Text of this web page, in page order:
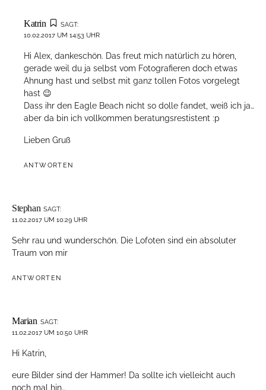
Katrin
SAGT:
10.02.2017 UM 14:53 UHR
Hi Alex, dankeschön. Das freut mich natürlich zu hören,
gerade weil du ja selbst vom Fotografieren doch etwas
Ahnung hast und selbst mit ganz tollen Fotos vorgelegt
hast 😉
Dass ihr den Eagle Beach nicht so dolle fandet, weiß ich ja…
aber da bin ich vollkommen beratungsrestistent :p
Lieben Gruß
ANTWORTEN
Stephan SAGT:
11.02.2017 UM 10:29 UHR
Sehr rau und wunderschön. Die Lofoten sind ein absoluter
Traum von mir
ANTWORTEN
Marian SAGT:
11.02.2017 UM 10:50 UHR
Hi Katrin,
eure Bilder sind der Hammer! Da sollte ich vielleicht auch
noch mal hin…